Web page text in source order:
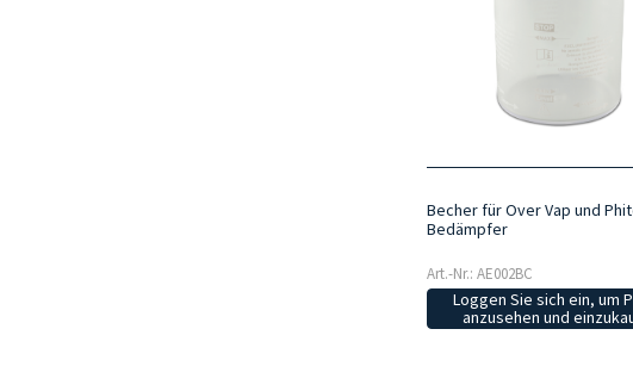
Becher für Over Vap und
Bedämpfer
Art.-Nr.: AE002BC
Loggen Sie sich ein, um
anzusehen und